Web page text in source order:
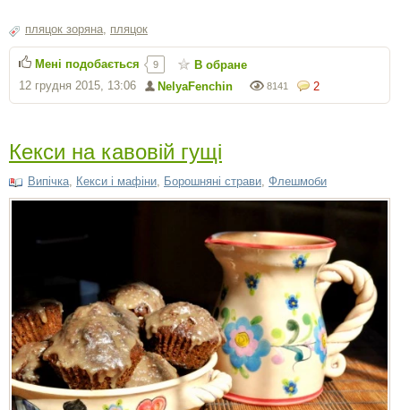
пляцок зоряна пляцок
2
8141
NelyaFenchin
12 грудня 2015, 13:06
Мені подобається 9 В обране
Кекси на кавовій гущі
Випічка Кекси і мафіни Борошняні страви Флешмоби